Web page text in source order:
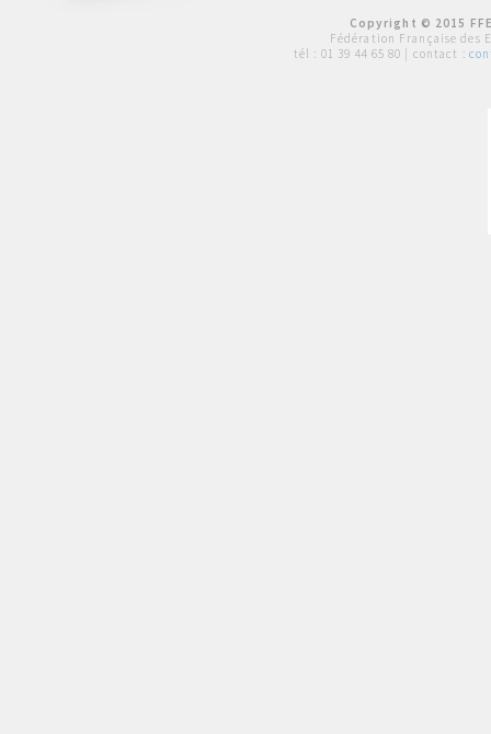
Copyright © 2015
Fédération Française des
tél : 01 39 44 65 80 | contact :